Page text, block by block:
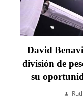
David
división de
su